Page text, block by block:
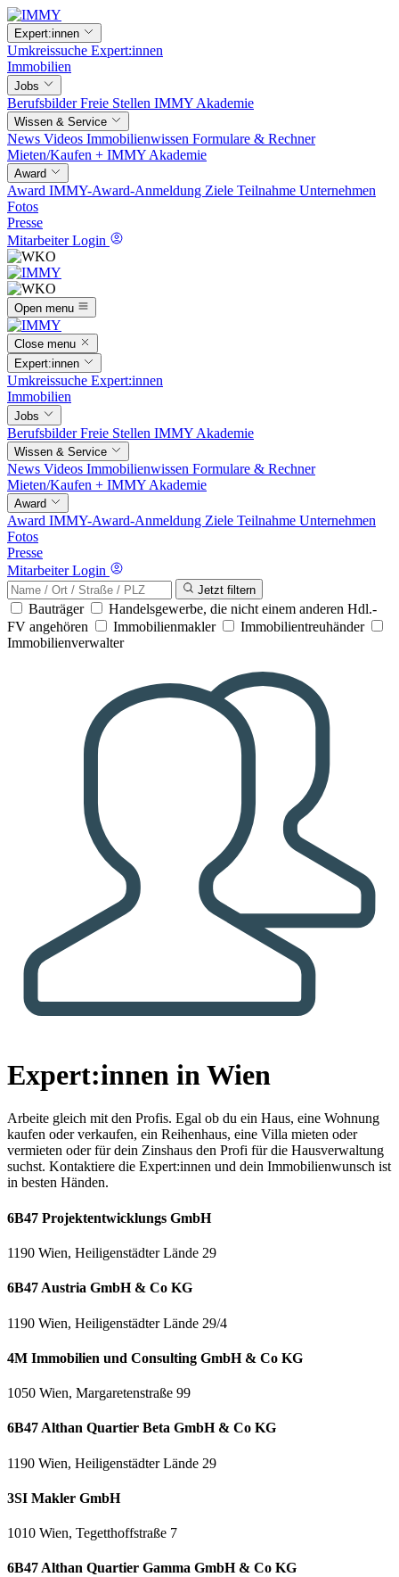
Expert:innen
Umkreissuche Expert:innen
Immobilien
Jobs
BerufsbilderFreie Stellen IMMY Akademie
Wissen & Service
News Videos Immobilienwissen Formulare & Rechner
Mieten/Kaufen + IMMY Akademie
Award
Award IMMY-Award-Anmeldung Ziele Teilnahme Unternehmen
Fotos
Presse
Mitarbeiter Login
Open menu
Close menu
Expert:innen
Umkreissuche Expert:innen
Immobilien
Jobs
BerufsbilderFreie Stellen IMMY Akademie
Wissen & Service
News Videos Immobilienwissen Formulare & Rechner
Mieten/Kaufen + IMMY Akademie
Award
Award IMMY-Award-Anmeldung Ziele Teilnahme Unternehmen
Fotos
Presse
Mitarbeiter Login
Jetzt filtern
Bauträger
Handelsgewerbe, die nicht einem anderen Hdl.-
FV angehören
Immobilienmakler
Immobilientreuhänder
Immobilienverwalter
Expert:innen in Wien
Arbeite gleich mit den Profis. Egal ob du ein Haus, eine Wohnung
kaufen oder verkaufen, ein Reihenhaus, eine Villa mieten oder
vermieten oder für dein Zinshaus den Profi für die Hausverwaltung
suchst. Kontaktiere die Expert:innen und dein Immobilienwunsch ist
in besten Händen.
6B47 Projektentwicklungs GmbH
1190 Wien, Heiligenstädter Lände 29
6B47 Austria GmbH & Co KG
1190 Wien, Heiligenstädter Lände 29/4
4M Immobilien und Consulting GmbH & Co KG
1050 Wien, Margaretenstraße 99
6B47 Althan Quartier Beta GmbH & Co KG
1190 Wien, Heiligenstädter Lände 29
3SI Makler GmbH
1010 Wien, Tegetthoffstraße 7
6B47 Althan Quartier Gamma GmbH & Co KG